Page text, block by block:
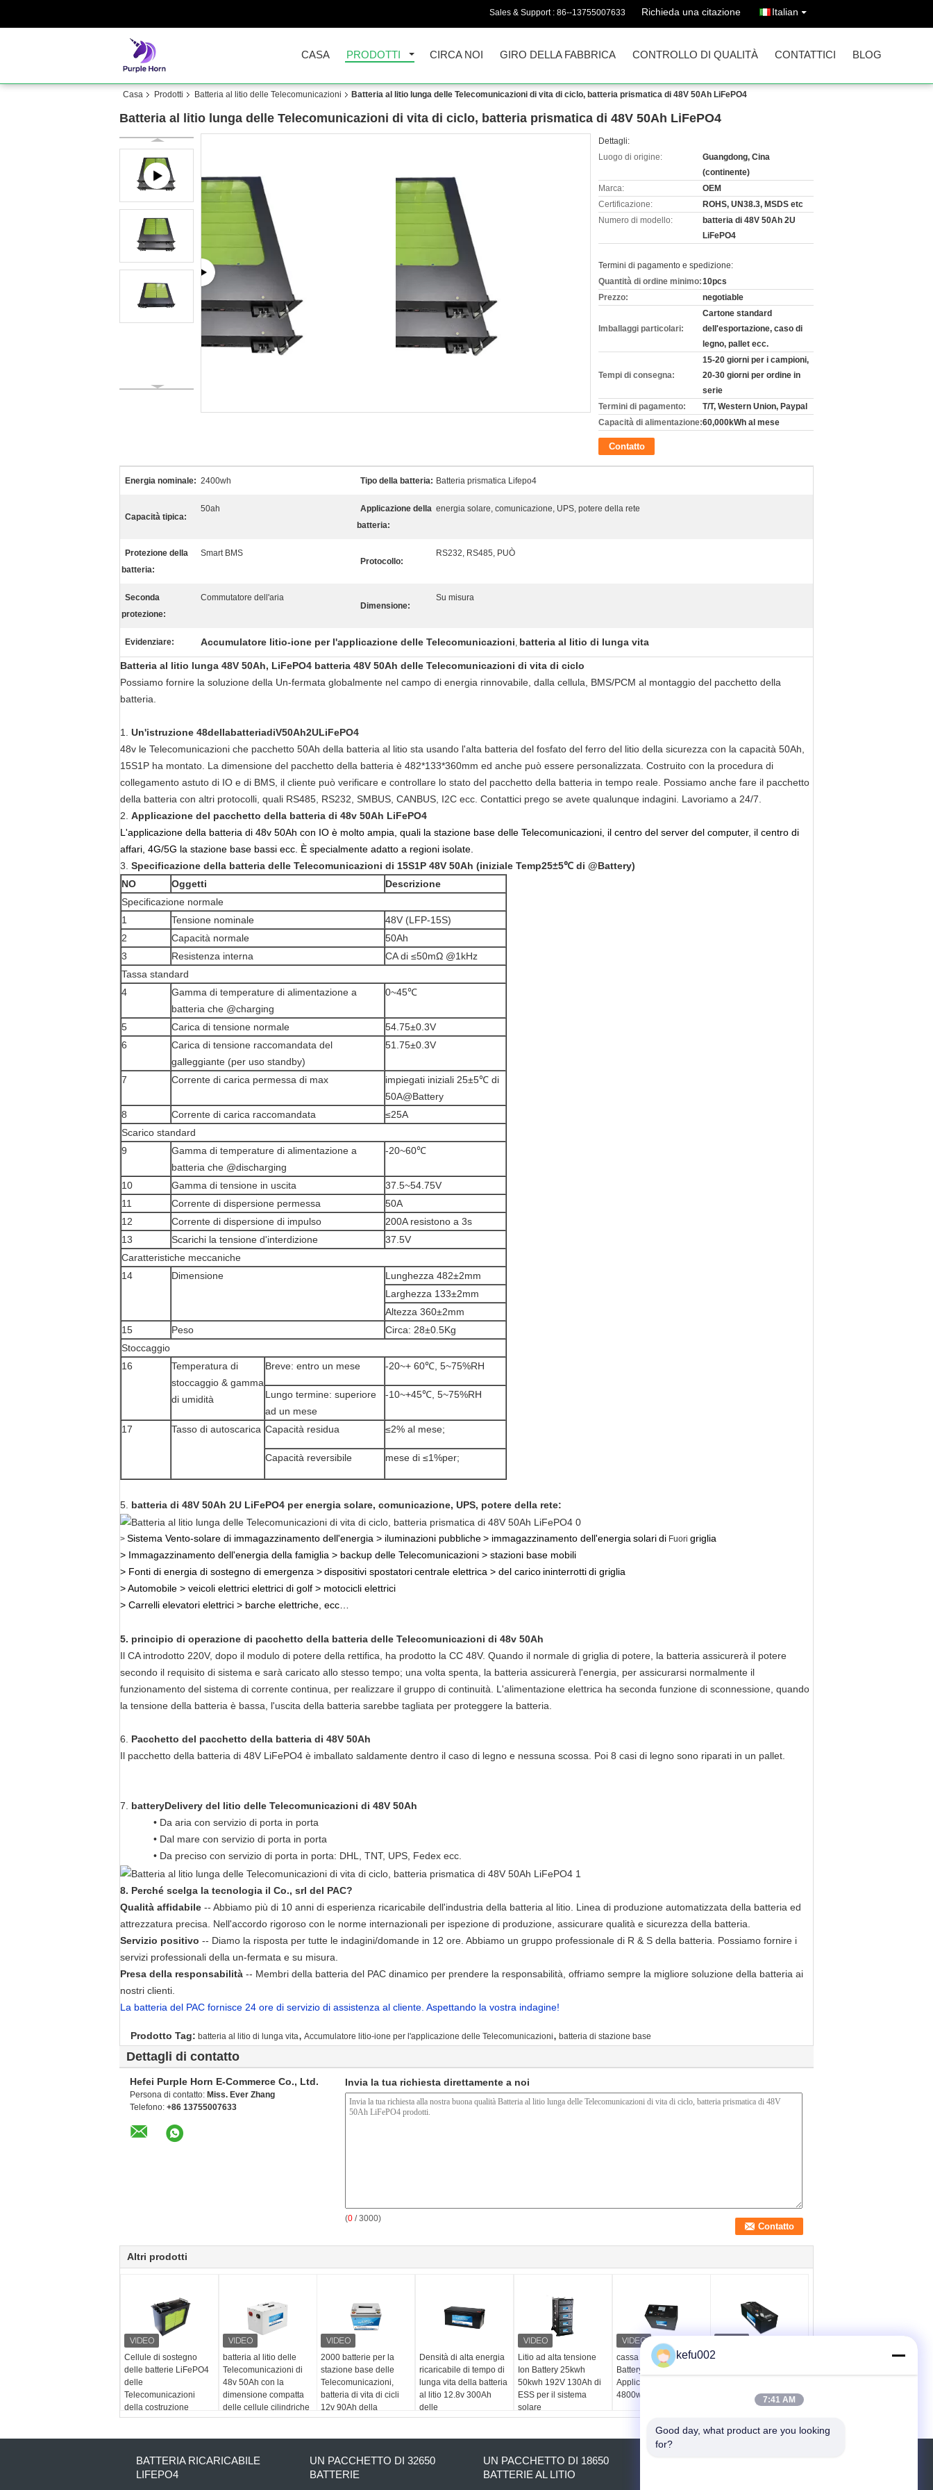
Sales & Support : 86--13755007633 Richieda una citazione Italian
CASA PRODOTTI CIRCA NOI GIRO DELLA FABBRICA CONTROLLO DI QUALITÀ CONTATTICI BLOG
Casa Prodotti Batteria al litio delle Telecomunicazioni Batteria al litio lunga delle Telecomunicazioni di vita di ciclo, batteria prismatica di 48V 50Ah LiFePO4
Batteria al litio lunga delle Telecomunicazioni di vita di ciclo, batteria prismatica di 48V 50Ah LiFePO4
Dettagli:
Luogo di origine:
Guangdong, Cina
(continente)
Marca:
OEM
Certificazione:
ROHS, UN38.3, MSDS etc
Numero di modello:
batteria di 48V 50Ah 2U
LiFePO4
Termini di pagamento e spedizione:
Quantità di ordine minimo:10pcs
Prezzo:
negotiable
Imballaggi particolari:
Cartone standard
dell'esportazione, caso di
legno, pallet ecc.
Tempi di consegna:
15-20 giorni per i campioni,
20-30 giorni per ordine in
serie
Termini di pagamento:
T/T, Western Union, Paypal
Capacità di alimentazione:60,000kWh al mese
Contatto
Energia nominale: 2400wh Tipo della batteria: Batteria prismatica Lifepo4
Capacità tipica:
50ah
Applicazione della
batteria:
energia solare, comunicazione, UPS, potere della rete
Protezione della
batteria:
Smart BMS
Protocollo:
RS232, RS485, PUÒ
Seconda
protezione:
Commutatore dell'aria
Dimensione:
Su misura
Evidenziare: Accumulatore litio-ione per l'applicazione delle Telecomunicazioni, batteria al litio di lunga vita
Batteria al litio lunga 48V 50Ah, LiFePO4 batteria 48V 50Ah delle Telecomunicazioni di vita di ciclo
Possiamo fornire la soluzione della Un-fermata globalmente nel campo di energia rinnovabile, dalla cellula, BMS/PCM al montaggio del pacchetto della
batteria.
1. Un'istruzione 48dellabatteriadiV50Ah2ULiFePO4
48v le Telecomunicazioni che pacchetto 50Ah della batteria al litio sta usando l'alta batteria del fosfato del ferro del litio della sicurezza con la capacità 50Ah,
15S1P ha montato. La dimensione del pacchetto della batteria è 482*133*360mm ed anche può essere personalizzata. Costruito con la procedura di
collegamento astuto di IO e di BMS, il cliente può verificare e controllare lo stato del pacchetto della batteria in tempo reale. Possiamo anche fare il pacchetto
della batteria con altri protocolli, quali RS485, RS232, SMBUS, CANBUS, I2C ecc. Contattici prego se avete qualunque indagini. Lavoriamo a 24/7.
2. Applicazione del pacchetto della batteria di 48v 50Ah LiFePO4
L'applicazione della batteria di 48v 50Ah con IO è molto ampia, quali la stazione base delle Telecomunicazioni, il centro del server del computer, il centro di
affari, 4G/5G la stazione base bassi ecc. È specialmente adatto a regioni isolate.
3. Specificazione della batteria delle Telecomunicazioni di 15S1P 48V 50Ah (iniziale Temp25±5℃ di @Battery)
NO
Oggetti
Descrizione
Specificazione normale
1
Tensione nominale
48V (LFP-15S)
2
Capacità normale
50Ah
3
Resistenza interna
CA di ≤50mΩ @1kHz
Tassa standard
4
Gamma di temperature di alimentazione a
batteria che @charging
0~45℃
5 Carica di tensione normale
54.75±0.3V
6
Carica di tensione raccomandata del
galleggiante (per uso standby)
51.75±0.3V
7 Corrente di carica permessa di max
impiegati iniziali 25±5℃ di
50A@Battery
8
Corrente di carica raccomandata
≤25A
Scarico standard
9
Gamma di temperature di alimentazione a
batteria che @discharging
-20~60℃
10 Gamma di tensione in uscita
37.5~54.75V
11
Corrente di dispersione permessa
50A
12
Corrente di dispersione di impulso
200A resistono a 3s
13
Scarichi la tensione d'interdizione
37.5V
Caratteristiche meccaniche
14
Dimensione
Lunghezza 482±2mm
Larghezza 133±2mm
Altezza 360±2mm
15
Peso
Circa: 28±0.5Kg
Stoccaggio
16
Temperatura di
stoccaggio & gamma
di umidità
Breve: entro un mese -20~+ 60℃, 5~75%RH
Lungo termine: superiore
ad un mese
-10~+45℃, 5~75%RH
17 Tasso di autoscarica Capacità residua ≤2% al mese;
Capacità reversibile mese di ≤1%per;
5. batteria di 48V 50Ah 2U LiFePO4 per energia solare, comunicazione, UPS, potere della rete:
> Sistema Vento-solare di immagazzinamento dell'energia > iluminazioni pubbliche> immagazzinamento dell'energiasolaridi Fuori griglia
> Immagazzinamento dell'energia della famiglia > backup delle Telecomunicazioni > stazioni base mobili
> Fonti di energia di sostegno di emergenza >dispositivi spostatoricentrale elettrica > del carico ininterrottidi griglia
> Automobile > veicoli elettrici elettrici di golf > motocicli elettrici
> Carrelli elevatori elettrici > barche elettriche, ecc…
5. principio di operazione di pacchetto della batteria delle Telecomunicazioni di 48v 50Ah
Il CA introdotto 220V, dopo il modulo di potere della rettifica, ha prodotto la CC 48V. Quando il normale di griglia di potere, la batteria assicurerà il potere
secondo il requisito di sistema e sarà caricato allo stesso tempo; una volta spenta, la batteria assicurerà l'energia, per assicurarsi normalmente il
funzionamento del sistema di corrente continua, per realizzare il gruppo di continuità. L'alimentazione elettrica ha seconda funzione di sconnessione, quando
la tensione della batteria è bassa, l'uscita della batteria sarebbe tagliata per proteggere la batteria.
6. Pacchetto del pacchetto della batteria di 48V 50Ah
Il pacchetto della batteria di 48V LiFePO4 è imballato saldamente dentro il caso di legno e nessuna scossa. Poi 8 casi di legno sono riparati in un pallet.
7. batteryDelivery del litio delle Telecomunicazioni di 48V 50Ah
• Da aria con servizio di porta in porta
• Dal mare con servizio di porta in porta
• Da preciso con servizio di porta in porta: DHL, TNT, UPS, Fedex ecc.
8. Perché scelga la tecnologia il Co., srl del PAC?
Qualità affidabile -- Abbiamo più di 10 anni di esperienza ricaricabile dell'industria della batteria al litio. Linea di produzione automatizzata della batteria ed
attrezzatura precisa. Nell'accordo rigoroso con le norme internazionali per ispezione di produzione, assicurare qualità e sicurezza della batteria.
Servizio positivo -- Diamo la risposta per tutte le indagini/domande in 12 ore. Abbiamo un gruppo professionale di R & S della batteria. Possiamo fornire i
servizi professionali della un-fermata e su misura.
Presa della responsabilità -- Membri della batteria del PAC dinamico per prendere la responsabilità, offriamo sempre la migliore soluzione della batteria ai
nostri clienti.
La batteria del PAC fornisce 24 ore di servizio di assistenza al cliente. Aspettando la vostra indagine!
Prodotto Tag: batteria al litio di lunga vita, Accumulatore litio-ione per l'applicazione delle Telecomunicazioni, batteria di stazione base
Dettagli di contatto
Hefei Purple Horn E-Commerce Co., Ltd.
Persona di contatto: Miss. Ever Zhang
Telefono: +86 13755007633
Invia la tua richiesta direttamente a noi
(0 / 3000)
Altri prodotti
Cellule di sostegno
delle batterie LiFePO4
delle
Telecomunicazioni
della costruzione
RS485 150Ah 200Ah
batteria al litio delle
Telecomunicazioni di
48v 50Ah con la
dimensione compatta
delle cellule cilindriche
LifePo4
2000 batterie per la
stazione base delle
Telecomunicazioni,
batteria di vita di cicli
12v 90Ah della
sostituzione di SLA
Densità di alta energia
ricaricabile di tempo di
lunga vita della batteria
al litio 12.8v 300Ah
delle
Telecomunicazioni
Litio ad alta tensione
Ion Battery 25kwh
50kwh 192V 130Ah di
ESS per il sistema
solare
cassa del metallo di Ion
Battery For Telecom
Application del litio
4800wh piccolo volume
batteria al litio delle
rapido, batteria di 80ah
BATTERIA RICARICABILE
LIFEPO4
UN PACCHETTO DI 32650
BATTERIE
UN PACCHETTO DI 18650
BATTERIE AL LITIO
kefu002
7:41 AM
Good day, what product are you looking
for?